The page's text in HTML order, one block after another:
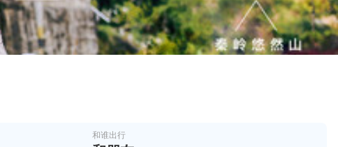
和谁出行